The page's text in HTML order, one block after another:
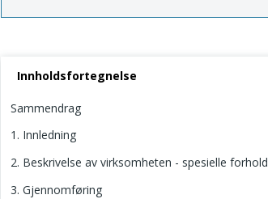
Innholdsfortegnelse
Sammendrag
1. Innledning
2. Beskrivelse av virksomheten - spesielle forhold
3. Gjennomføring